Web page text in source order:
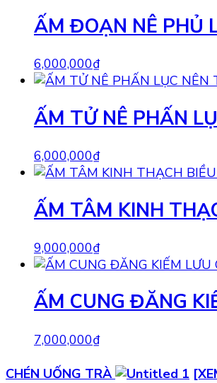
ẤM ĐOẠN NÊ PHỦ
6,000,000₫
ẤM TỬ NÊ PHẤN
6,000,000₫
ẤM TÂM KINH
9,000,000₫
ẤM CUNG ĐĂNG
7,000,000₫
CHÉN UỐNG TRÀ